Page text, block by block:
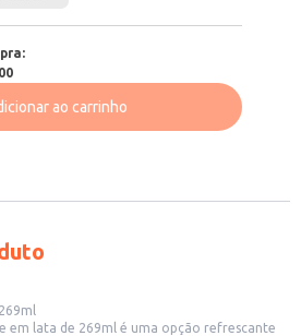
ao carrinho
em lata de 269ml é uma opção refrescante